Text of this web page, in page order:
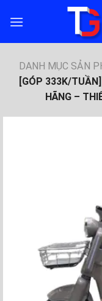
DANH MỤC SẢN
[GÓP 333K/
HÃNG –